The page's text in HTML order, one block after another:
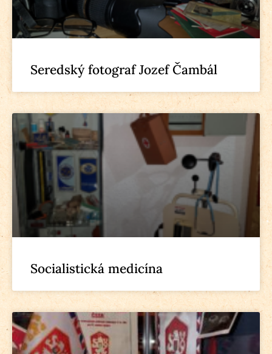
Seredský fotograf Jozef Čambál
Socialistická medicína